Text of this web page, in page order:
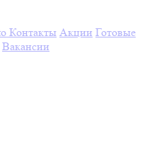
Контакты Акции Готовые
Вакансии